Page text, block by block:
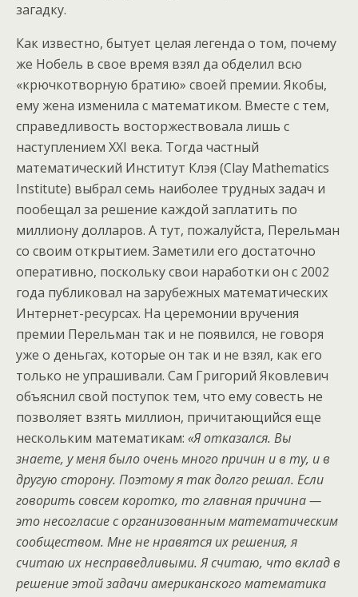
загадку.
Как известно, бытует целая легенда о том, почему
же Нобель в свое время взял да обделил всю
«крючкотворную братию» своей премии. Якобы,
ему жена изменила с математиком. Вместе с тем,
справедливость восторжествовала лишь с
наступлением XXI века. Тогда частный
математический Институт Клэя (Clay Mathematics
Institute) выбрал семь наиболее трудных задач и
пообещал за решение каждой заплатить по
миллиону долларов. А тут, пожалуйста, Перельман
со своим открытием. Заметили его достаточно
оперативно, поскольку свои наработки он с 2002
года публиковал на зарубежных математических
Интернет-ресурсах. На церемонии вручения
премии Перельман так и не появился, не говоря
уже о деньгах, которые он так и не взял, как его
только не упрашивали. Сам Григорий Яковлевич
объяснил свой поступок тем, что ему совесть не
позволяет взять миллион, причитающийся еще
нескольким математикам: «Я отказался. Вы
знаете, у меня было очень много причин и в ту, и в
другую сторону. Поэтому я так долго решал. Если
говорить совсем коротко, то главная причина —
это несогласие с организованным математическим
сообществом. Мне не нравятся их решения, я
считаю их несправедливыми. Я считаю, что вклад в
решение этой задачи американского математика